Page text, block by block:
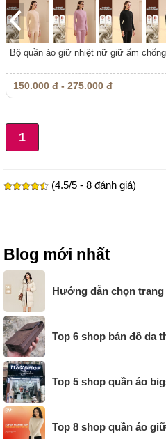
Bộ quần áo giữ nhiệt nữ giữ ấm
150.000 đ - 275.000 đ
1
(4.5/5 - 8 đánh giá)
Blog mới nhất
Hướng dẫn chọn
Top 6 shop bán đồ da
Top 5 shop quần áo
Top 8 shop quần áo